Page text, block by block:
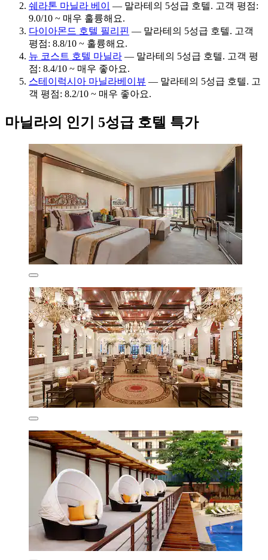
쉐라톤 마닐라 베이
— 말라테의 5성급 호텔. 고객 평점:
9.0/10 ~ 매우 훌륭해요.
다이아몬드 호텔 필리핀 — 말라테의 5성급 호텔. 고객
평점: 8.8/10 ~ 훌륭해요.
뉴 코스트 호텔 마닐라 — 말라테의 5성급 호텔. 고객 평
점: 8.4/10 ~ 매우 좋아요.
스테이럭시아 마닐라베이뷰 — 말라테의 5성급 호텔. 고
객 평점: 8.2/10 ~ 매우 좋아요.
마닐라의 인기 5성급 호텔 특가